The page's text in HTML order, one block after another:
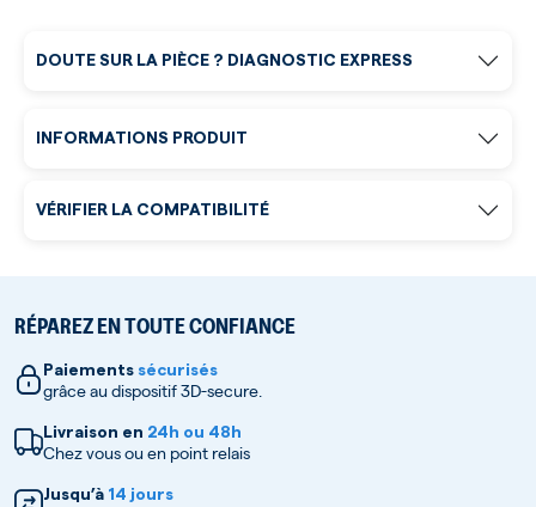
DOUTE SUR LA PIÈCE ? DIAGNOSTIC EXPRESS
INFORMATIONS PRODUIT
RÉPAREZ EN TOUTE CONFIANCE
Paiements sécurisés
grâce au dispositif 3D-secure.
Livraison en 24h ou 48h
Chez vous ou en point relais
Jusqu’à 14 jours
VÉRIFIER LA COMPATIBILITÉ